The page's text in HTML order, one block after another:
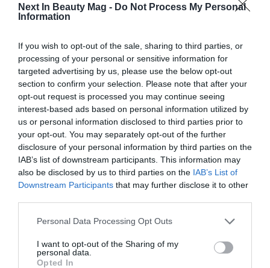
Next In Beauty Mag - Do Not Process My Personal
Information
If you wish to opt-out of the sale, sharing to third parties, or
processing of your personal or sensitive information for
targeted advertising by us, please use the below opt-out
section to confirm your selection. Please note that after your
opt-out request is processed you may continue seeing
interest-based ads based on personal information utilized by
us or personal information disclosed to third parties prior to
your opt-out. You may separately opt-out of the further
disclosure of your personal information by third parties on the
IAB’s list of downstream participants. This information may
also be disclosed by us to third parties on the IAB’s List of
Downstream Participants that may further disclose it to other
Personal Data Processing Opt Outs
I want to opt-out of the Sharing of my
personal data.
Opted In